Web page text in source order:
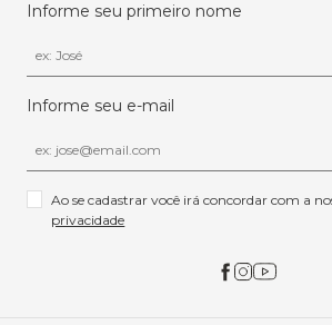
Informe seu primeiro nome
Informe seu e-mail
Ao se cadastrar você irá concordar com a
privacidade